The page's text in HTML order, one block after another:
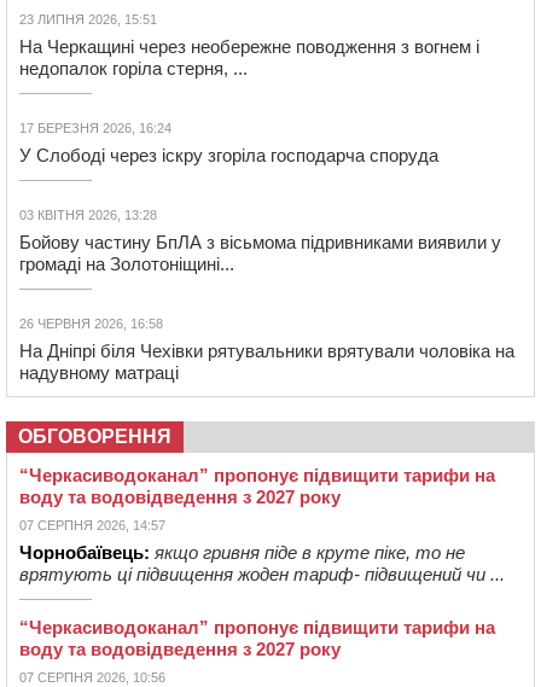
23 ЛИПНЯ 2026, 15:51
На Черкащині через необережне поводження з вогнем і
недопалок горіла стерня, ...
17 БЕРЕЗНЯ 2026, 16:24
У Слободі через іскру згоріла господарча споруда
03 КВІТНЯ 2026, 13:28
Бойову частину БпЛА з вісьмома підривниками виявили у
громаді на Золотоніщині...
26 ЧЕРВНЯ 2026, 16:58
На Дніпрі біля Чехівки рятувальники врятували чоловіка на
надувному матраці
ОБГОВОРЕННЯ
“Черкасиводоканал” пропонує підвищити тарифи на
воду та водовідведення з 2027 року
07 СЕРПНЯ 2026, 14:57
Чорнобаївець: якщо гривня піде в круте піке, то не
врятують ці підвищення жоден тариф- підвищений чи ...
“Черкасиводоканал” пропонує підвищити тарифи на
воду та водовідведення з 2027 року
07 СЕРПНЯ 2026, 10:56